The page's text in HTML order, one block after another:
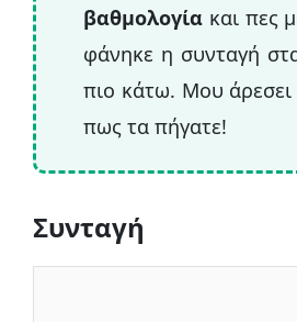
βαθμολογίακαι πες
φάνηκε η συνταγή
πιο κάτω. Μου
πως τα πήγατε!
Συνταγή